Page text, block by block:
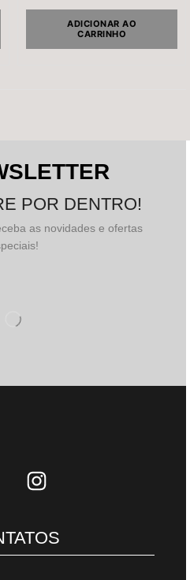
ADICIONAR AO
CARRINHO
POR DENTRO!
as novidades e ofertas